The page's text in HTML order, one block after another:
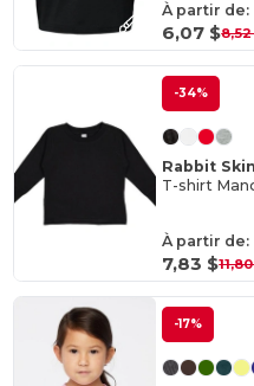
À partir de:
6,07 $8,52
-34%
Rabbit
À partir de:
7,83 $
-17%